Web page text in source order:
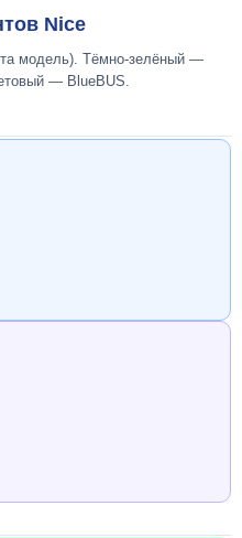
Nice
модель). Тёмно-зелёный —
— BlueBUS.